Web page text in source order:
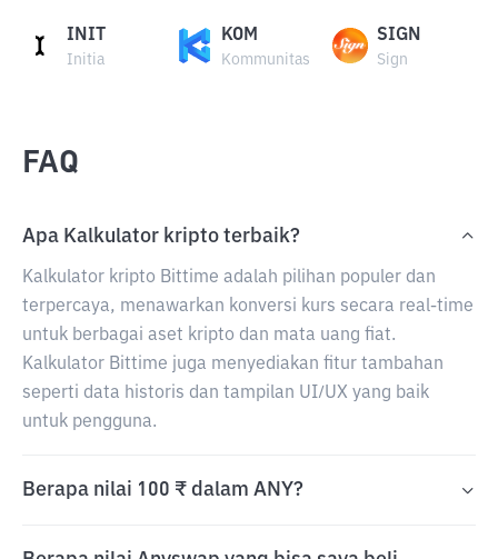
INIT
Initia
KOM
Kommunitas
SIGN
Sign
FAQ
Apa Kalkulator kripto terbaik?
Kalkulator kripto Bittime adalah pilihan populer dan
terpercaya, menawarkan konversi kurs secara real-time
untuk berbagai aset kripto dan mata uang fiat.
Kalkulator Bittime juga menyediakan fitur tambahan
seperti data historis dan tampilan UI/UX yang baik
untuk pengguna.
Berapa nilai 100 ₹ dalam ANY?